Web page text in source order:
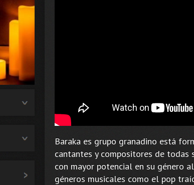
Baraka es grupo granadino está
cantantes y compositores de todas
con mayor potencial en su género
géneros musicales como el pop